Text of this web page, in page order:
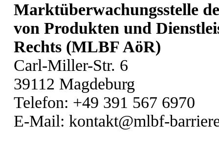
Marktüberwachungsstelle
von Produkten und
Rechts (MLBF AöR)
Carl-Miller-Str. 6
39112 Magdeburg
Telefon: +49 391 567 6970
E-Mail: kontakt@mlbf-